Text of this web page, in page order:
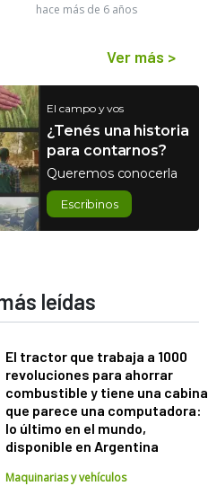
hace más de 6 años
Ver más >
El campo y vos
¿Tenés una historia
para contarnos?
Queremos conocerla
Escribinos
leídas
El tractor que trabaja a 1000
revoluciones para ahorrar
combustible y tiene una cabina
que parece una computadora:
lo último en el mundo,
disponible en Argentina
Maquinarias y vehículos